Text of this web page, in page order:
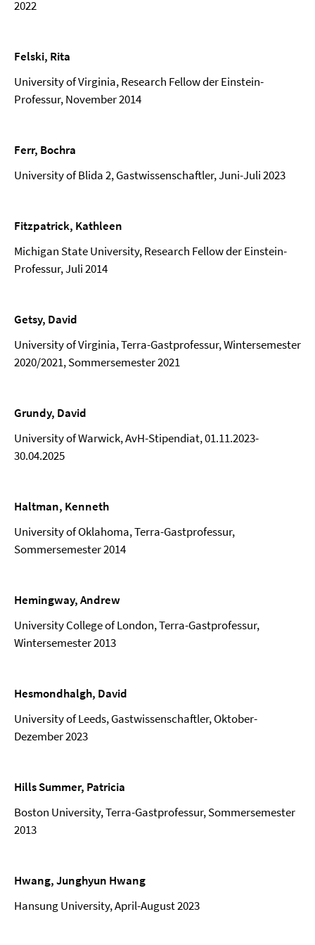
2022
Felski, Rita
University of Virginia, Research Fellow der Einstein-
Professur, November 2014
Ferr, Bochra
University of Blida 2, Gastwissenschaftler, Juni-Juli 2023
Fitzpatrick, Kathleen
Michigan State University, Research Fellow der Einstein-
Professur, Juli 2014
Getsy, David
University of Virginia, Terra-Gastprofessur, Wintersemester
2020/2021, Sommersemester 2021
Grundy, David
University of Warwick, AvH-Stipendiat, 01.11.2023-
30.04.2025
Haltman, Kenneth
University of Oklahoma, Terra-Gastprofessur,
Sommersemester 2014
Hemingway, Andrew
University College of London, Terra-Gastprofessur,
Wintersemester 2013
Hesmondhalgh, David
University of Leeds, Gastwissenschaftler, Oktober-
Dezember 2023
Hills Summer, Patricia
Boston University, Terra-Gastprofessur, Sommersemester
2013
Hwang, Junghyun Hwang
Hansung University, April-August 2023